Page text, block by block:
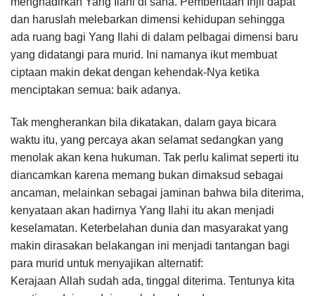
dan haruslah melebarkan dimensi kehidupan sehingga
ada ruang bagi Yang Ilahi di dalam pelbagai dimensi baru
yang didatangi para murid. Ini namanya ikut membuat
ciptaan makin dekat dengan kehendak-Nya ketika
menciptakan semua: baik adanya.
Tak mengherankan bila dikatakan, dalam gaya bicara
waktu itu, yang percaya akan selamat sedangkan yang
menolak akan kena hukuman. Tak perlu kalimat seperti itu
diancamkan karena memang bukan dimaksud sebagai
ancaman, melainkan sebagai jaminan bahwa bila diterima,
kenyataan akan hadirnya Yang Ilahi itu akan menjadi
keselamatan. Keterbelahan dunia dan masyarakat yang
makin dirasakan belakangan ini menjadi tantangan bagi
para murid untuk menyajikan alternatif:
Kerajaan Allah sudah ada, tinggal diterima. Tentunya kita